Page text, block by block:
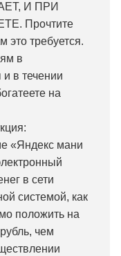
И ПРИ
Прочтите
требуется.
в
в течении
на
«Яндекс мани
в сети
системой, как
положить на
чем